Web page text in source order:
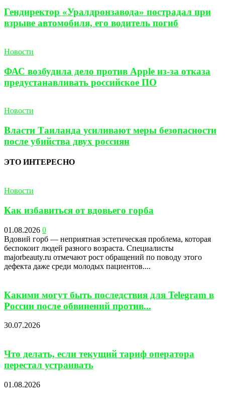
Гендиректор «Уралдронзавода» пострадал при
взрыве автомобиля, его водитель погиб
Новости
ФАС возбудила дело против Apple из-за отказа
предустанавливать российское ПО
Новости
Власти Таиланда усиливают меры безопасности
после убийства двух россиян
ЭТО ИНТЕРЕСНО
Новости
Как избавиться от вдовьего горба
01.08.2026 0
Вдовий горб — неприятная эстетическая проблема, которая
беспокоит людей разного возраста. Специалисты
majorbeauty.ru отмечают рост обращений по поводу этого
дефекта даже среди молодых пациентов....
Какими могут быть последствия для Telegram в
России после обвинений против...
30.07.2026
Что делать, если текущий тариф оператора
перестал устраивать
01.08.2026